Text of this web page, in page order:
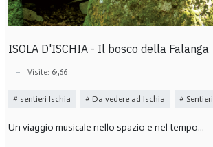
ISOLA D'ISCHIA - Il bosco della Falanga
Visite: 6566
sentieri Ischia Da vedere ad Ischia Sentieri
Un viaggio musicale nello spazio e nel tempo...